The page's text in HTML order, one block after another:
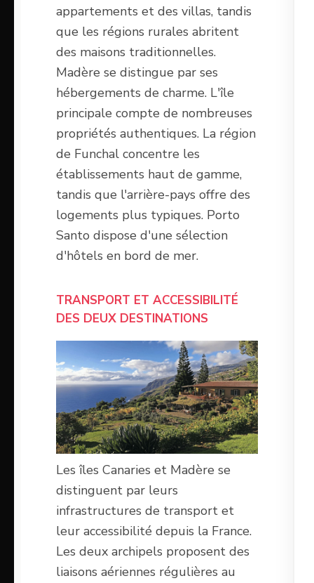
appartements et des villas, tandis
que les régions rurales abritent
des maisons traditionnelles.
Madère se distingue par ses
hébergements de charme. L'île
principale compte de nombreuses
propriétés authentiques. La région
de Funchal concentre les
établissements haut de gamme,
tandis que l'arrière-pays offre des
logements plus typiques. Porto
Santo dispose d'une sélection
d'hôtels en bord de mer.
TRANSPORT ET ACCESSIBILITÉ
DES DEUX DESTINATIONS
Les îles Canaries et Madère se
distinguent par leurs
infrastructures de transport et
leur accessibilité depuis la France.
Les deux archipels proposent des
liaisons aériennes régulières au